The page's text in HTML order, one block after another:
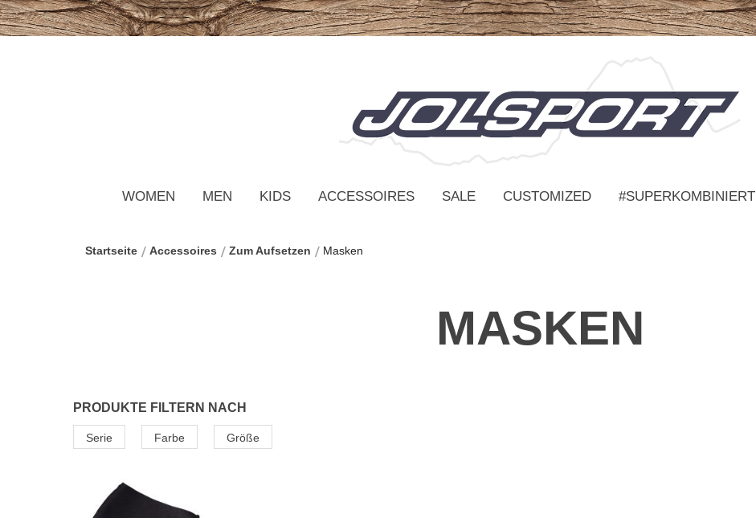
WOMEN MEN KIDS ACCESSOIRES SALE CUSTOMIZED #SUPERKOMBINIERT
Startseite Accessoires Zum Aufsetzen Masken
MASKEN
PRODUKTE FILTERN NACH
Serie Farbe Größe